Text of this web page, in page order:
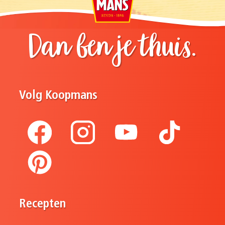
Dan ben je thuis.
Volg Koopmans
Recepten